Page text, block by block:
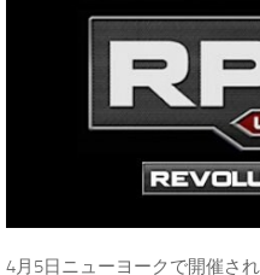
4月5日ニューヨークで開催さ